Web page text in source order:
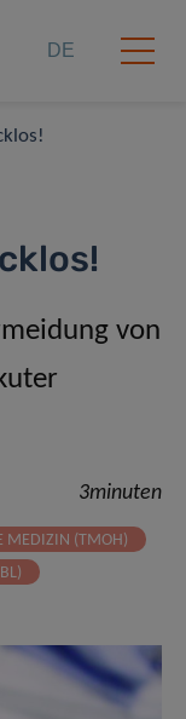
DE
von
3minuten
MEDIZIN (TMOH)